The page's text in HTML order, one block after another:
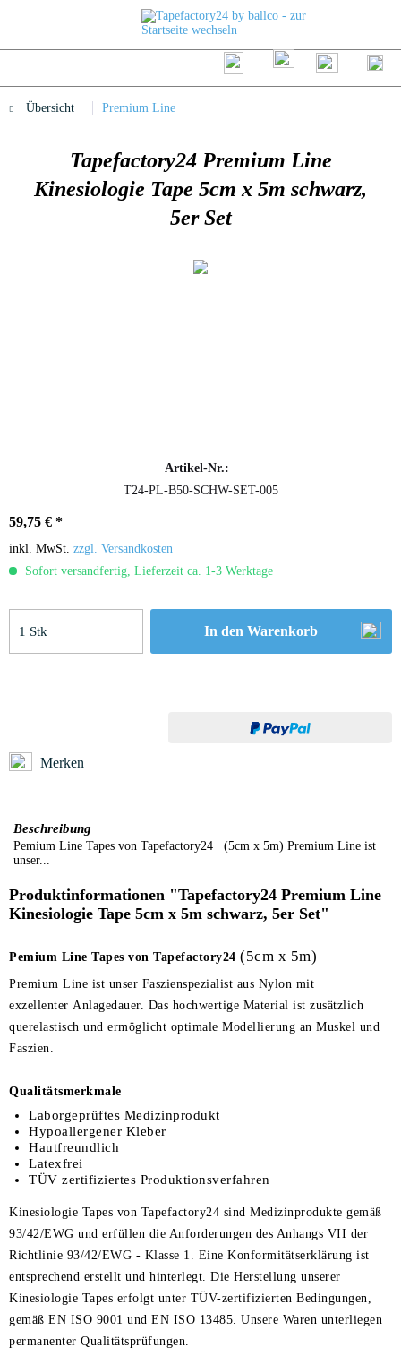
Übersicht Premium Line
Tapefactory24 Premium Line
Kinesiologie Tape 5cm x 5m schwarz,
5er Set
Artikel-Nr.:
T24-PL-B50-SCHW-SET-005
59,75 € *
inkl. MwSt. zzgl. Versandkosten
Sofort versandfertig, Lieferzeit ca. 1-3 Werktage
In den Warenkorb
Merken
Beschreibung
Pemium Line Tapes von Tapefactory24 (5cm x 5m) Premium Line ist
unser...
Produktinformationen "Tapefactory24 Premium Line
Kinesiologie Tape 5cm x 5m schwarz, 5er Set"
Pemium Line Tapes von Tapefactory24 (5cm x 5m)
Premium Line ist unser Faszienspezialist aus Nylon mit
exzellenter Anlagedauer. Das hochwertige Material ist zusätzlich
querelastisch und ermöglicht optimale Modellierung an Muskel und
Faszien.
Qualitätsmerkmale
Laborgeprüftes Medizinprodukt
Hypoallergener Kleber
Hautfreundlich
Latexfrei
TÜV zertifiziertes Produktionsverfahren
Kinesiologie Tapes von Tapefactory24 sind Medizinprodukte gemäß
93/42/EWG und erfüllen die Anforderungen des Anhangs VII der
Richtlinie 93/42/EWG - Klasse 1. Eine Konformitätserklärung ist
entsprechend erstellt und hinterlegt. Die Herstellung unserer
Kinesiologie Tapes erfolgt unter TÜV-zertifizierten Bedingungen,
gemäß EN ISO 9001 und EN ISO 13485. Unsere Waren unterliegen
permanenter Qualitätsprüfungen.